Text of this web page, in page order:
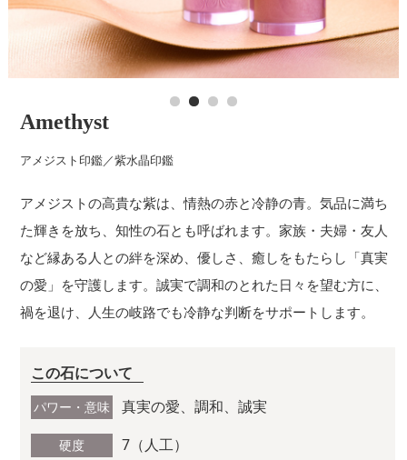
Amethyst
アメジスト印鑑／紫水晶印鑑
アメジストの高貴な紫は、情熱の赤と冷静の青。気品に満ち
た輝きを放ち、知性の石とも呼ばれます。家族・夫婦・友人
など縁ある人との絆を深め、優しさ、癒しをもたらし「真実
の愛」を守護します。誠実で調和のとれた日々を望む方に、
禍を退け、人生の岐路でも冷静な判断をサポートします。
この石について
パワー・意味 真実の愛、調和、誠実
硬度 7（人工）